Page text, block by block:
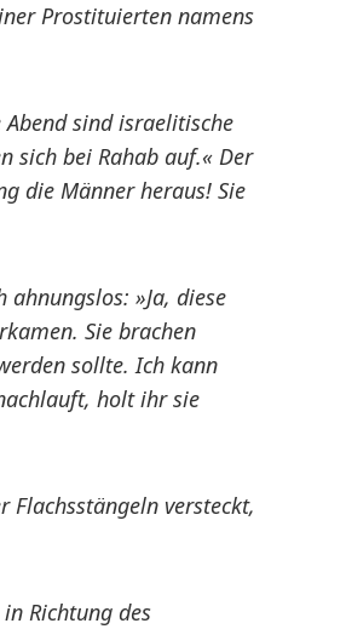
Prostituierten namens
sind israelitische
sich bei Rahab auf.« Der
die Männer heraus! Sie
»Ja, diese
Sie brachen
sollte. Ich kann
holt ihr sie
versteckt,
Richtung des